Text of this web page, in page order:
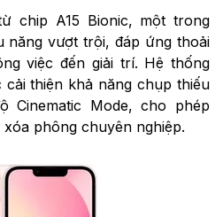
chip A15 Bionic, một trong
năng vượt trội, đáp ứng thoải
việc đến giải trí. Hệ thống
cải thiện khả năng chụp thiếu
Cinematic Mode, cho phép
phông chuyên nghiệp.